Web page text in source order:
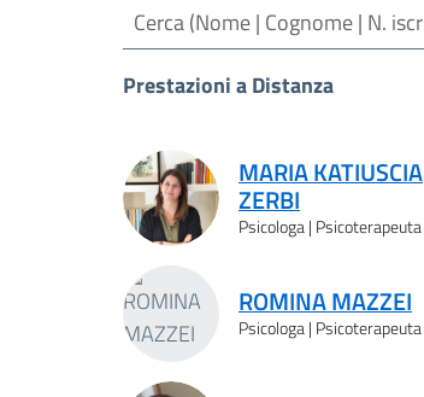
Cerca (Nome | Cognome | N. iscrizione)
Prestazioni a Distanza
Risultati ricerca
MARIA KATIUSCIA
ZERBI
Psicologa | Psicoterapeuta
ROMINA MAZZEI
Psicologa | Psicoterapeuta